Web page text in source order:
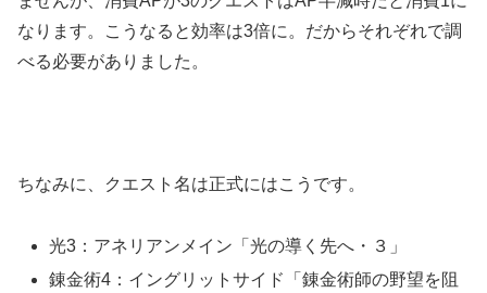
なります。こうなると効率は3倍に。だからそれぞれで調
べる必要がありました。
ちなみに、クエスト名は正式にはこうです。
光3：アネリアンメイン「光の導く先へ・３」
錬金術4：イングリットサイド「錬金術師の野望を阻